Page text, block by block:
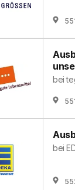
bei
bei